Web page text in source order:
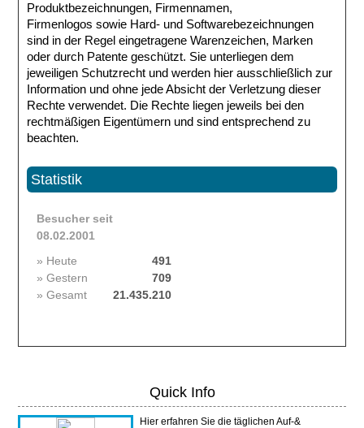
Produktbezeichnungen, Firmennamen,
Firmenlogos sowie Hard- und Softwarebezeichnungen
sind in der Regel eingetragene Warenzeichen, Marken
oder durch Patente geschützt. Sie unterliegen dem
jeweiligen Schutzrecht und werden hier ausschließlich zur
Information und ohne jede Absicht der Verletzung dieser
Rechte verwendet. Die Rechte liegen jeweils bei den
rechtmäßigen Eigentümern und sind entsprechend zu
beachten.
Statistik
Besucher seit
08.02.2001
» Heute
491
» Gestern
709
» Gesamt
21.435.210
Quick Info
Hier erfahren Sie die täglichen Auf-&